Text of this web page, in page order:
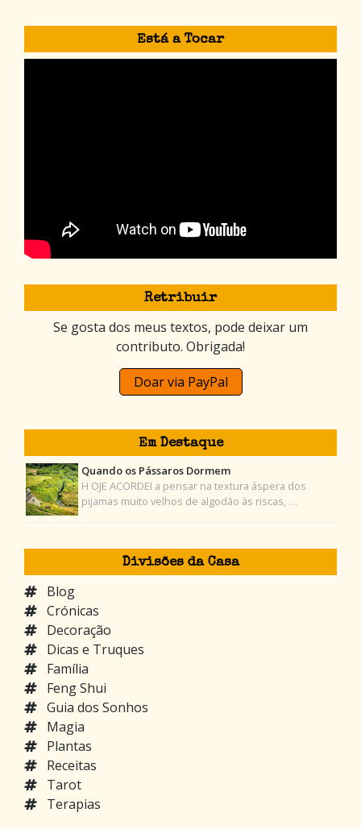
Está a Tocar
Retribuir
Se gosta dos meus textos, pode deixar um
contributo. Obrigada!
Doar via PayPal
Em Destaque
Quando os Pássaros Dormem
H OJE ACORDEI a pensar na textura áspera dos
pijamas muito velhos de algodão às riscas, …
Divisões da Casa
Blog
Crónicas
Decoração
Dicas e Truques
Família
Feng Shui
Guia dos Sonhos
Magia
Plantas
Receitas
Tarot
Terapias